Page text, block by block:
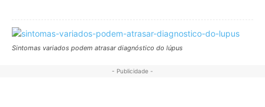
Sintomas variados podem atrasar diagnóstico do lúpus
- Publicidade -